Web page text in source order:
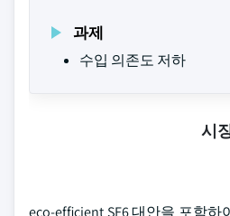
과제
수입 의존도 저하
시
eco-efficient SF6 대안을 포함